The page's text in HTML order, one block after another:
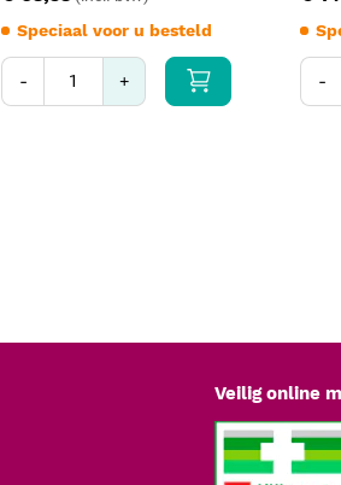
Speciaal voor u besteld
- + -
Veilig online